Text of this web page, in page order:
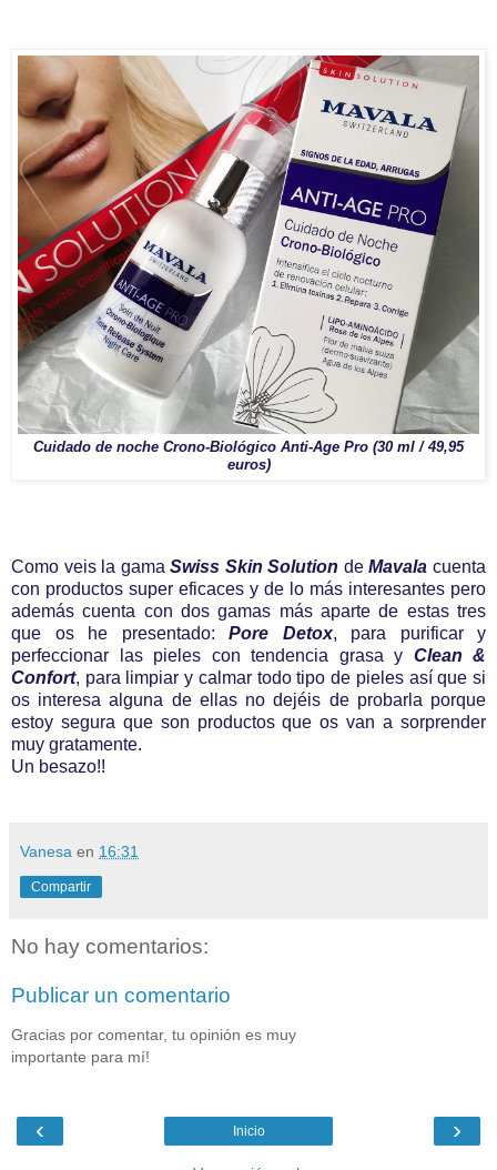
Cuidado de noche Crono-Biológico Anti-Age Pro (30 ml / 49,95
euros)
Como veis la gama Swiss Skin Solution deMavala cuenta
con productos super eficaces y de lo más interesantes pero
además cuenta con dos gamas más aparte de estas tres
que os he presentado: Pore Detox, para purificar y
perfeccionar las pieles con tendencia grasa y Clean &
Confort, para limpiar y calmar todo tipo de pieles así que si
os interesa alguna de ellas no dejéis de probarla porque
estoy segura que son productos que os van a sorprender
muy gratamente.
Un besazo!!
Vanesa en 16:31
Compartir
No hay comentarios:
Publicar un comentario
Gracias por comentar, tu opinión es muy
importante para mí!
‹ ›
Inicio